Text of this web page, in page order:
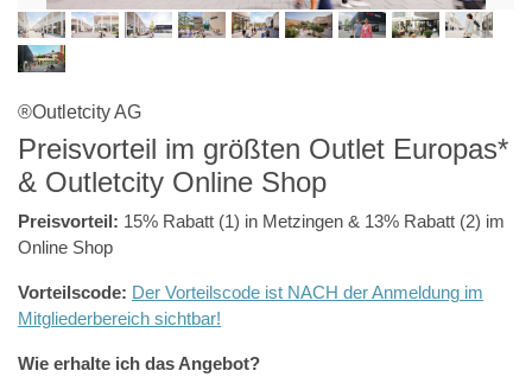
®Outletcity AG
Preisvorteil im größten Outlet Europas*
& Outletcity Online Shop
Preisvorteil: 15% Rabatt (1) in Metzingen & 13% Rabatt (2) im
Online Shop
Vorteilscode: Der Vorteilscode ist NACH der Anmeldung im
Mitgliederbereich sichtbar!
Wie erhalte ich das Angebot?